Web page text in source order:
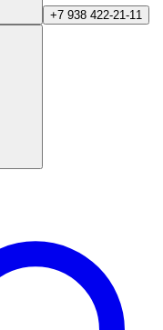
+7 938 422-21-11